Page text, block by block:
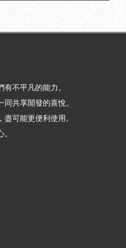
不平凡的能力。
共享開發的喜悅。
可能更便利使用。